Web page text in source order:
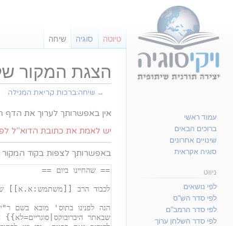
הצגת המקור
→ שיחה:ברכות קריאת המגילה
קפיצה
לניווט
קפיצה
לחיפוש
אין באפשרותך לערוך את
יש לאמת את כתובת הדוא"ל
באפשרותך לצפות בקוד
טיוטה סוגיה שיחה
עמוד ראשי
ברוכים הבאים
שינויים אחרונים
סוגיה אקראית
ניווט
לפי נושאים
לפי סדר הש"ס
לפי סדר הרמב"ם
לפי סדר השלחן ערוך